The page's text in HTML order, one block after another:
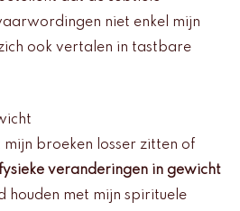
niet enkel mijn
ook vertalen in tastbare
broeken losser zitten of
fysieke veranderingen in gewicht
houden met mijn spirituele